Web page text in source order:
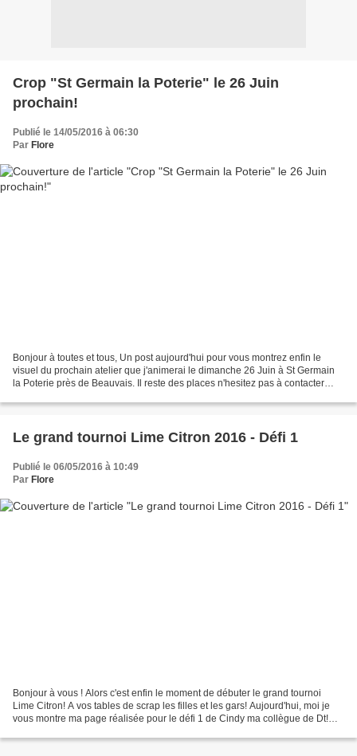
Crop "St Germain la Poterie" le 26 Juin
prochain!
Publié le 14/05/2016 à 06:30
Par Flore
Bonjour à toutes et tous, Un post aujourd'hui pour vous montrez enfin le
visuel du prochain atelier que j'animerai le dimanche 26 Juin à St Germain
la Poterie près de Beauvais. Il reste des places n'hesitez pas à contacter
Le grand tournoi Lime Citron 2016 - Défi 1
Publié le 06/05/2016 à 10:49
Par Flore
Bonjour à vous ! Alors c'est enfin le moment de débuter le grand tournoi
Lime Citron! A vos tables de scrap les filles et les gars! Aujourd'hui, moi je
vous montre ma page réalisée pour le défi 1 de Cindy ma collègue de Dt!